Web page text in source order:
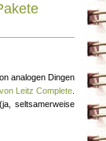
analogen Dingen
Leitz Complete
seltsamerweise